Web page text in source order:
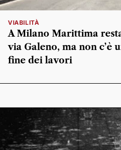
VIABILITÀ
A Milano Marittima
via Galeno, ma non c’è
fine dei lavori